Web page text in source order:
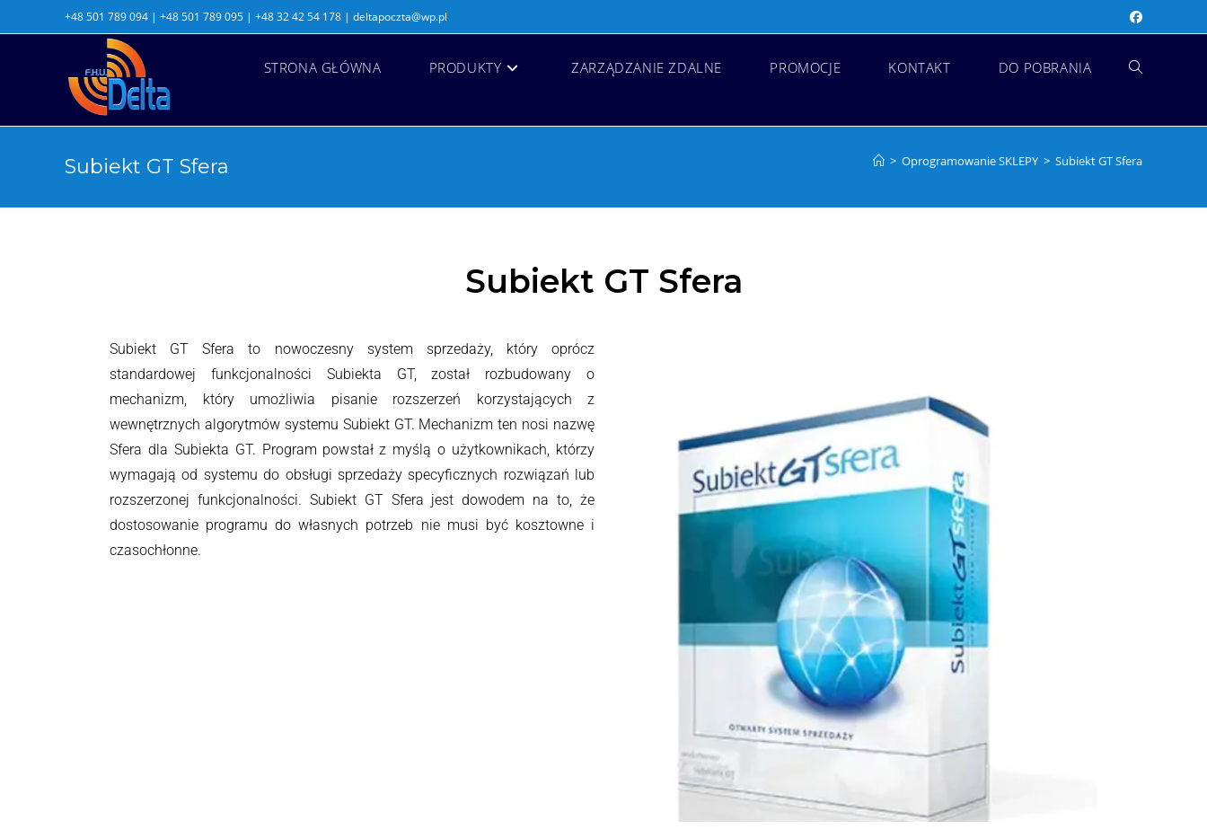
+48 501 789 094 | +48 501 789 095 | +48 32 42 54 178 | deltapoczta@wp.pl
STRONA GŁÓWNA PRODUKTY ZARZĄDZANIE ZDALNE PROMOCJE KONTAKT DO POBRANIA
Subiekt GT Sfera > Oprogramowanie SKLEPY > Subiekt GT Sfera
Subiekt GT Sfera
Subiekt GT Sfera to nowoczesny system sprzedaży, który oprócz
standardowej funkcjonalności Subiekta GT, został rozbudowany o
mechanizm, który umożliwia pisanie rozszerzeń korzystających z
wewnętrznych algorytmów systemu Subiekt GT. Mechanizm ten nosi nazwę
Sfera dla Subiekta GT. Program powstał z myślą o użytkownikach, którzy
wymagają od systemu do obsługi sprzedaży specyficznych rozwiązań lub
rozszerzonej funkcjonalności. Subiekt GT Sfera jest dowodem na to, że
dostosowanie programu do własnych potrzeb nie musi być kosztowne i
czasochłonne.